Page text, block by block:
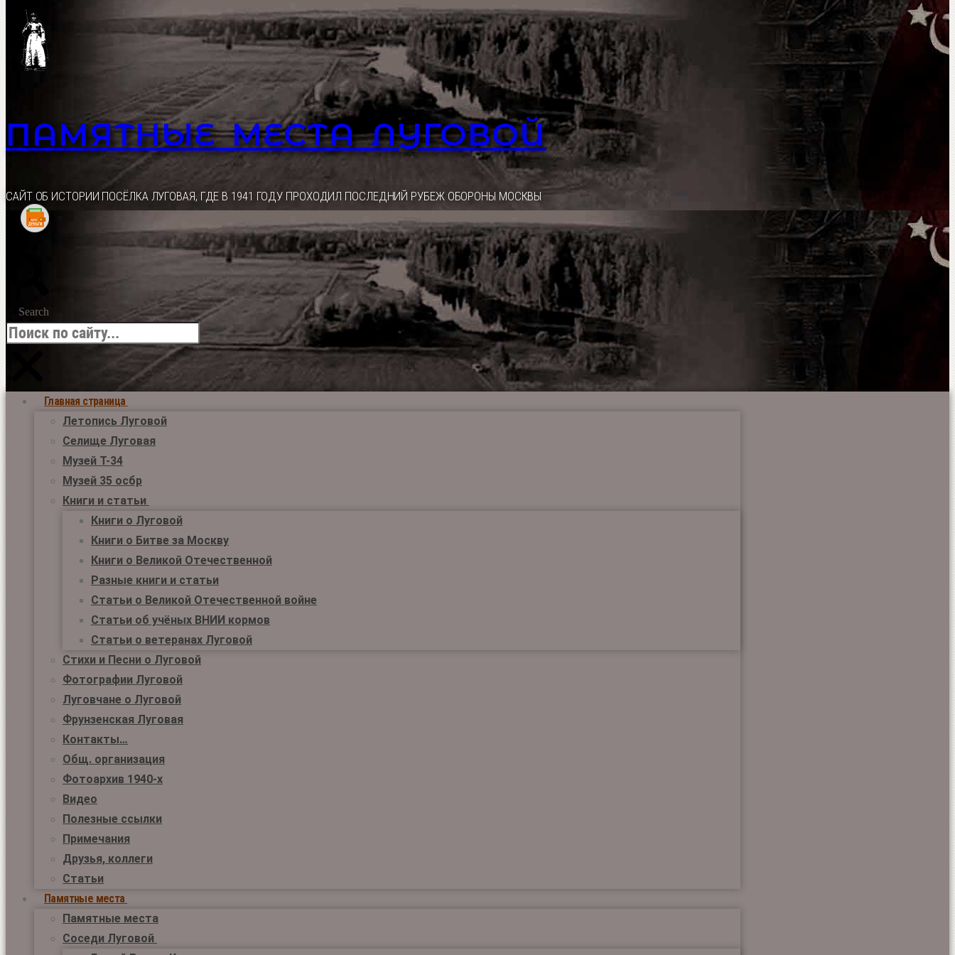
Перейти
содержимому
ПАМЯТНЫЕ МЕСТА ЛУГОВОЙ
CАЙТ ОБ ИСТОРИИ ПОСЁЛКА ЛУГОВАЯ, ГДЕ В 1941 ГОДУ ПРОХОДИЛ ПОСЛЕДНИЙ РУБЕЖ ОБОРОНЫ МОСКВЫ
Search
Главная страница
Летопись Луговой
Селище Луговая
Музей Т-34
Музей 35 осбр
Книги и статьи
Книги о Луговой
Книги о Битве за Москву
Книги о Великой Отечественной
Разные книги и статьи
Статьи о Великой Отечественной войне
Статьи об учёных ВНИИ кормов
Статьи о ветеранах Луговой
Стихи и Песни о Луговой
Фотографии Луговой
Луговчане о Луговой
Фрунзенская Луговая
Контакты…
Общ. организация
Фотоархив 1940-х
Видео
Полезные ссылки
Примечания
Друзья, коллеги
Статьи
Памятные места
Памятные места
Соседи Луговой